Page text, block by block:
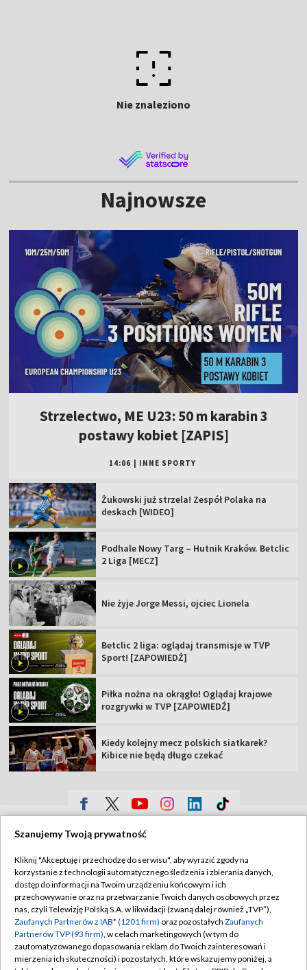
Nie znaleziono
Najnowsze
Strzelectwo, ME U23: 50 m karabin 3
postawy kobiet [ZAPIS]
14:06 INNE SPORTY
Żukowski już strzela! Zespół Polaka na
deskach [WIDEO]
Podhale Nowy Targ – Hutnik Kraków. Betclic
2 Liga [MECZ]
Nie żyje Jorge Messi, ojciec Lionela
Betclic 2 liga: oglądaj transmisje w TVP
Sport! [ZAPOWIEDŹ]
Piłka nożna na okrągło! Oglądaj krajowe
rozgrywki w TVP [ZAPOWIEDŹ]
Kiedy kolejny mecz polskich siatkarek?
Kibice nie będą długo czekać
Sklep TVP
Biuro Reklamy
Oferta Handlowa
Telegazeta ogłoszenia
Emisja w TVP
Polityka prywatności
Moje zgody
Biuro reklamy
Kontakt
Szanujemy Twoją prywatność
Kliknij "Akceptuję i przechodzę do serwisu", aby wyrazić zgody na
korzystanie z technologii automatycznego śledzenia i zbierania danych,
dostęp do informacji na Twoim urządzeniu końcowym i ich
przechowywanie oraz na przetwarzanie Twoich danych osobowych przez
nas, czyli Telewizję Polską S.A. w likwidacji (zwaną dalej również „TVP”),
Zaufanych Partnerów z IAB* (1201 firm) oraz pozostałych Zaufanych
Partnerów TVP (93 firm), w celach marketingowych (w tym do
zautomatyzowanego dopasowania reklam do Twoich zainteresowań i
mierzenia ich skuteczności) i pozostałych, które wskazujemy poniżej, a